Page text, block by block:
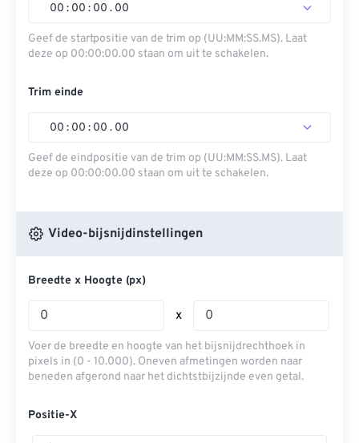
00 : 00 : 00 . 00
Geef de startpositie van de trim op (UU:MM:SS.MS). Laat
deze op 00:00:00.00 staan ​​om uit te schakelen.
Trim einde
00 : 00 : 00 . 00
Geef de eindpositie van de trim op (UU:MM:SS.MS). Laat
deze op 00:00:00.00 staan ​​om uit te schakelen.
Video-bijsnijdinstellingen
Breedte x Hoogte (px)
x
Voer de breedte en hoogte van het bijsnijdrechthoek in
pixels in (0 - 10.000). Oneven afmetingen worden naar
beneden afgerond naar het dichtstbijzijnde even getal.
Positie-X